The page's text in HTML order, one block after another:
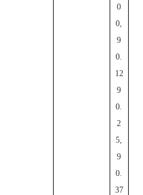
0
0,
9
0.
12
9
0.
2
5,
9
0.
37